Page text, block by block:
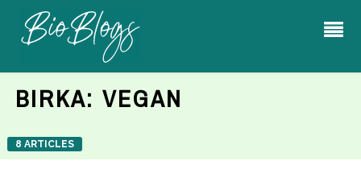
BIRKA: VEGAN
8 ARTICLES